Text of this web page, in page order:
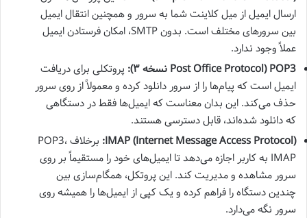
ارسال ایمیل از میل کلاینت شما به سرور و همچنین انتقال ایمیل
بین سرورهای مختلف است. بدون SMTP، امکان فرستادن ایمیل
عملاً وجود ندارد.
POP3 (Post Office Protocol نسخه ۳):
پروتکلی برای دریافت
ایمیل است که پیام‌ها را از سرور دانلود کرده و معمولاً از روی سرور
حذف می‌کند. این بدان معناست که ایمیل‌ها فقط در دستگاهی
که دانلود شده‌اند، قابل دسترسی هستند.
IMAP (Internet Message Access Protocol):
برخلاف POP3،
IMAP به کاربر اجازه می‌دهد تا ایمیل‌های خود را مستقیماً بر روی
سرور مشاهده و مدیریت کند. این پروتکل، همگام‌سازی بین
چندین دستگاه را فراهم کرده و یک کپی از ایمیل‌ها را همیشه روی
سرور نگه می‌دارد.